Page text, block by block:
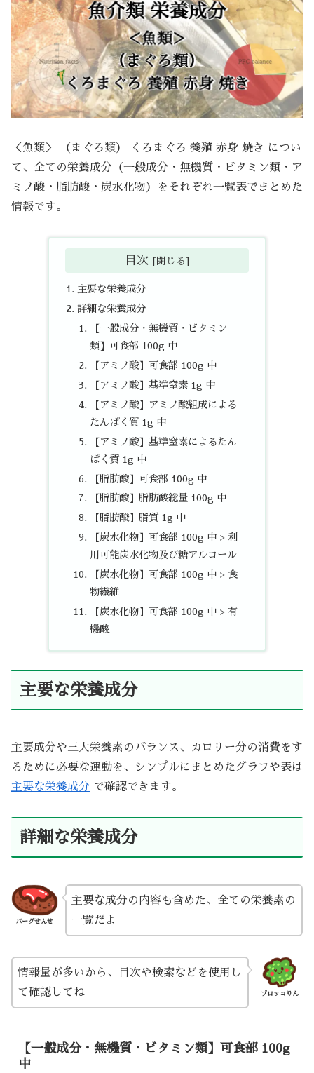
＜魚類＞ （まぐろ類） くろまぐろ 養殖 赤身 焼き につい
て、全ての栄養成分（一般成分・無機質・ビタミン類・ア
ミノ酸・脂肪酸・炭水化物）をそれぞれ一覧表でまとめた
情報です。
目次
主要な栄養成分
詳細な栄養成分
【一般成分・無機質・ビタミン
類】可食部 100g 中
【アミノ酸】可食部 100g 中
【アミノ酸】基準窒素 1g 中
【アミノ酸】アミノ酸組成による
たんぱく質 1g 中
【アミノ酸】基準窒素によるたん
ぱく質 1g 中
【脂肪酸】可食部 100g 中
【脂肪酸】脂肪酸総量 100g 中
【脂肪酸】脂質 1g 中
【炭水化物】可食部 100g 中 > 利
用可能炭水化物及び糖アルコール
【炭水化物】可食部 100g 中 > 食
物繊維
【炭水化物】可食部 100g 中 > 有
機酸
主要な栄養成分
主要成分や三大栄養素のバランス、カロリー分の消費をす
るために必要な運動を、シンプルにまとめたグラフや表は
主要な栄養成分 で確認できます。
詳細な栄養成分
バーグせんせ
主要な成分の内容も含めた、全ての栄養素の
一覧だよ
ブロッコりん
情報量が多いから、目次や検索などを使用し
て確認してね
【一般成分・無機質・ビタミン類】可食部 100g
中